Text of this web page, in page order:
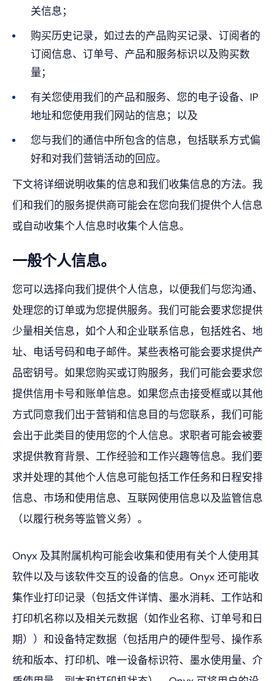
关信息；
购买历史记录，如过去的产品购买记录、订阅者的
订阅信息、订单号、产品和服务标识以及购买数
量；
有关您使用我们的产品和服务、您的电子设备、IP
地址和您使用我们网站的信息；以及
您与我们的通信中所包含的信息，包括联系方式偏
好和对我们营销活动的回应。
下文将详细说明收集的信息和我们收集信息的方法。我
们和我们的服务提供商可能会在您向我们提供个人信息
或自动收集个人信息时收集个人信息。
一般个人信息。
您可以选择向我们提供个人信息，以便我们与您沟通、
处理您的订单或为您提供服务。我们可能会要求您提供
少量相关信息，如个人和企业联系信息，包括姓名、地
址、电话号码和电子邮件。某些表格可能会要求提供产
品密钥号。如果您购买或订购服务，我们可能会要求您
提供信用卡号和账单信息。如果您点击接受框或以其他
方式同意我们出于营销和信息目的与您联系，我们可能
会出于此类目的使用您的个人信息。求职者可能会被要
求提供教育背景、工作经验和工作兴趣等信息。我们要
求并处理的其他个人信息可能包括工作任务和日程安排
信息、市场和使用信息、互联网使用信息以及监管信息
（以履行税务等监管义务）。
Onyx 及其附属机构可能会收集和使用有关个人使用其
软件以及与该软件交互的设备的信息。Onyx 还可能收
集作业打印记录（包括文件详情、墨水消耗、工作站和
打印机名称以及相关元数据（如作业名称、订单号和日
期））和设备特定数据（包括用户的硬件型号、操作系
统和版本、打印机、唯一设备标识符、墨水使用量、介